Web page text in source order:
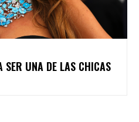
SER UNA DE LAS CHICAS